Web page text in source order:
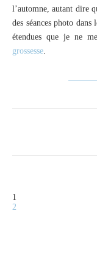
l’automne, autant dire
des séances photo
étendues que je ne
grossesse
1
2